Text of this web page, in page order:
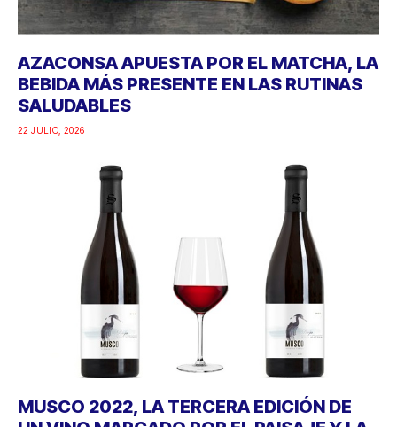
AZACONSA APUESTA POR EL MATCHA, LA
BEBIDA MÁS PRESENTE EN LAS RUTINAS
SALUDABLES
22 JULIO, 2026
MUSCO 2022, LA TERCERA EDICIÓN DE